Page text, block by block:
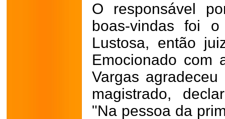
O responsável
boas-vindas foi
Lustosa, então
Emocionado com
Vargas
magistrado,
"Na pessoa da